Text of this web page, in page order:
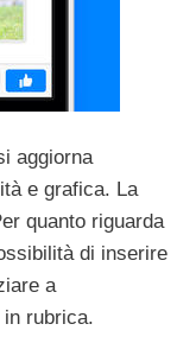
aggiorna
e grafica. La
quanto riguarda
di inserire
a
rubrica.